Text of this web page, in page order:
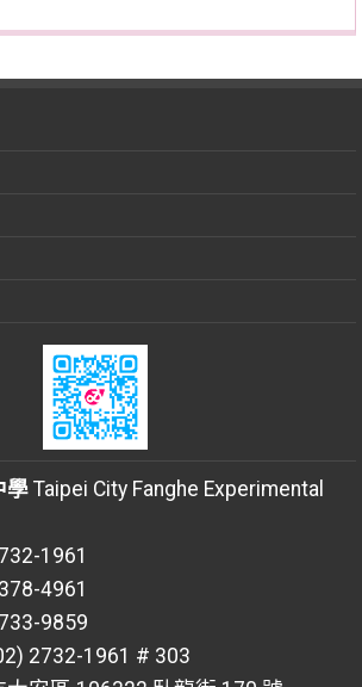
學Taipei City Fanghe Experimental
1961
4961
9859
2732-1961 # 303